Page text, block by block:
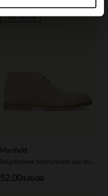
Manfield
130.00
52.00
-60%
-10% EXTRA